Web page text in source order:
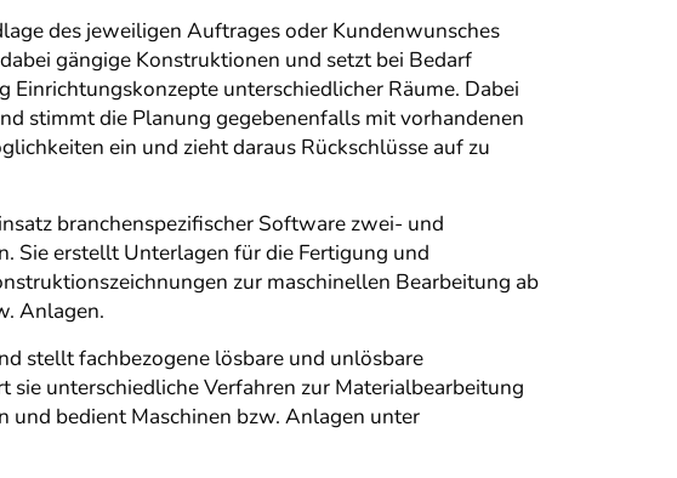
des jeweiligen Auftrages oder Kundenwunsches
gängige Konstruktionen und setzt bei Bedarf
unterschiedlicher Räume. Dabei
stimmt die Planung gegebenenfalls mit vorhandenen
ein und zieht daraus Rückschlüsse auf zu
branchenspezifischer Software zwei- und
Sie erstellt Unterlagen für die Fertigung und
zur maschinellen Bearbeitung ab
Anlagen.
stellt fachbezogene lösbare und unlösbare
unterschiedliche Verfahren zur Materialbearbeitung
und bedient Maschinen bzw. Anlagen unter